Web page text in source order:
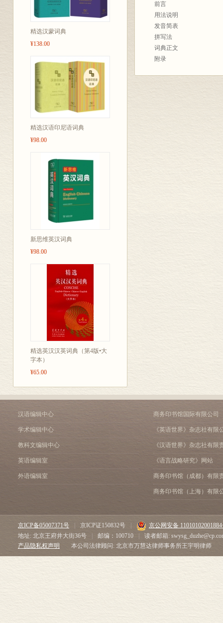
精选汉蒙词典
¥138.00
精选汉语印尼语词典
¥98.00
新思维英汉词典
¥98.00
精选英汉汉英词典（第4版•大
字本）
¥65.00
前言
用法说明
发音简表
拼写法
词典正文
附录
汉语编辑中心
学术编辑中心
教科文编辑中心
英语编辑室
外语编辑室
商务印书馆国际有限公司
《英语世界》杂志社有限
《汉语世界》杂志社有限
《语言战略研究》网站
商务印书馆（成都）有限
商务印书馆（上海）有限
京ICP备05007371号 京ICP证150832号
京公网安备
地址: 北京王府井大街36号
邮编：100710
读者邮箱:
产品隐私权声明
本公司法律顾问: 北京市万慧达律师事务所王宇明律师